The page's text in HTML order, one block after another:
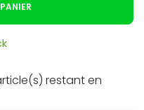
restant en